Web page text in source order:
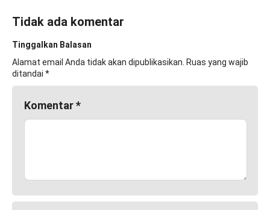
Tidak ada komentar
Tinggalkan Balasan
Alamat email Anda tidak akan dipublikasikan. Ruas yang wajib
ditandai *
Komentar*